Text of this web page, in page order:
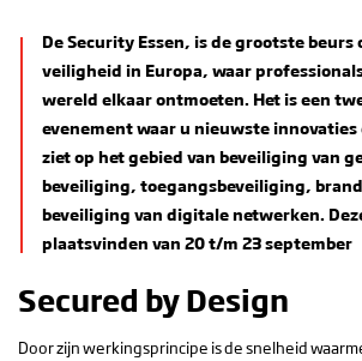
De Security Essen, is de grootste beurs
veiligheid in Europa, waar
wereld elkaar ontmoeten. Het is een
evenement waar u nieuwste
ziet op het gebied van beveiliging van
beveiliging, toegangsbeveiliging,
beveiliging van digitale netwerken.
plaatsvinden van 20 t/m 23 september
Secured by Design
Door zijn werkingsprincipe is de snelheid